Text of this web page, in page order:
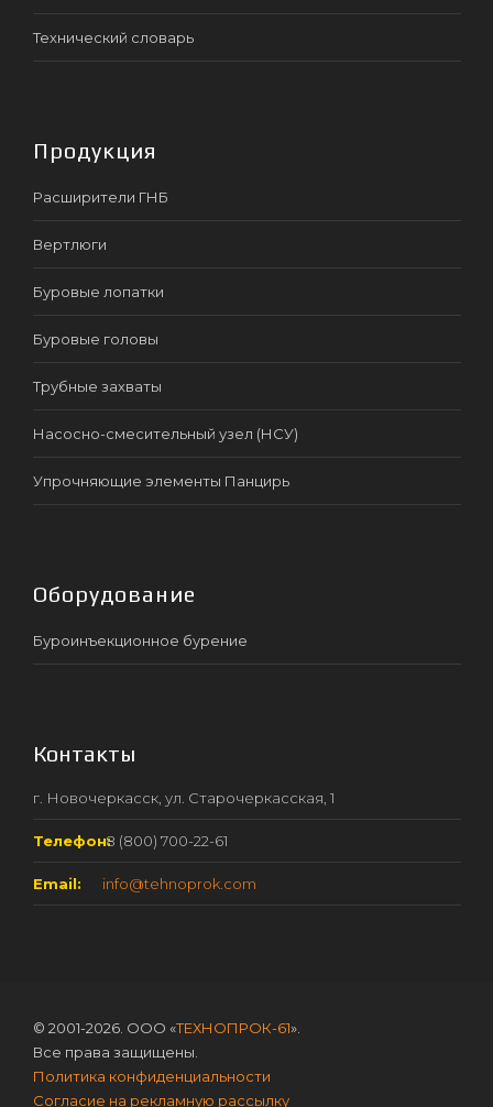
Технический словарь
Продукция
Расширители ГНБ
Вертлюги
Буровые лопатки
Буровые головы
Трубные захваты
Насосно-смесительный узел (НСУ)
Упрочняющие элементы Панцирь
Оборудование
Буроинъекционное бурение
Контакты
г. Новочеркасск, ул. Старочеркасская, 1
Телефон:8 (800) 700-22-61
Email: info@tehnoprok.com
© 2001-2026. ООО «ТЕХНОПРОК-61».
Все права защищены.
Политика конфиденциальности
Согласие на рекламную рассылку